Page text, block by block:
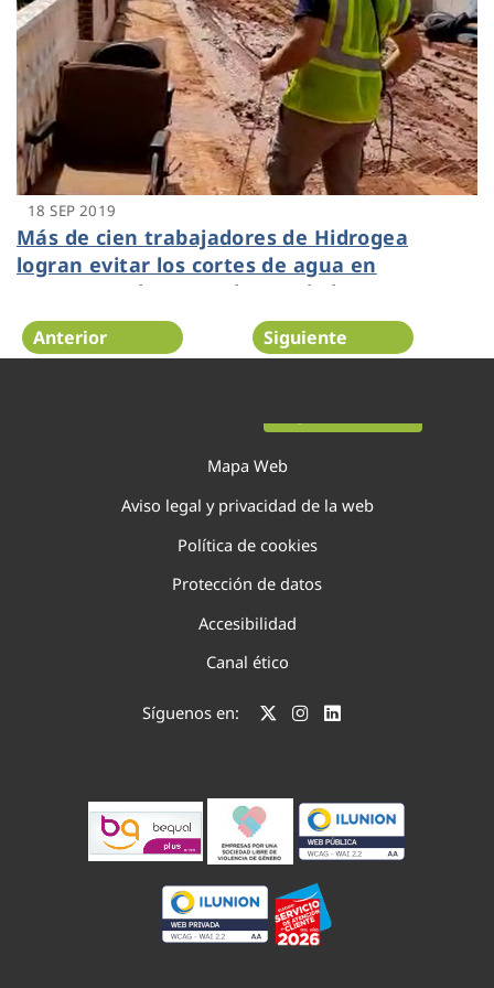
18 SEP 2019
Más de cien trabajadores de Hidrogea
logran evitar los cortes de agua en
Cartagena durante el paso de la DANA
Anterior Siguiente
Mapa Web
Aviso legal y privacidad de la web
Política de cookies
Protección de datos
Accesibilidad
Canal ético
Síguenos en: